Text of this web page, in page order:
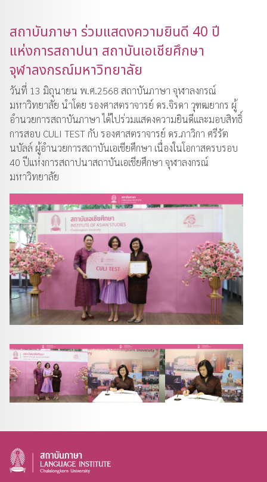
สถาบันภาษา ร่วมแสดงความยินดี 40 ปี
แห่งการสถาปนา สถาบันเอเชียศึกษา
จุฬาลงกรณ์มหาวิทยาลัย
วันที่ 13 มิถุนายน พ.ศ.2568 สถาบันภาษา จุฬาลงกรณ์
มหาวิทยาลัย นำโดย รองศาสตราจารย์ ดร.จิรดา วุฑฒยากร ผู้
อำนวยการสถาบันภาษา ได้ไปร่วมแสดงความยินดีและมอบสิทธิ์
การสอบ CULI TEST กับ รองศาสตราจารย์ ดร.ภาวิกา ศรีรัต
นบัลล์ ผู้อำนวยการสถาบันเอเชียศึกษา เนื่องในโอกาสครบรอบ
40 ปีแห่งการสถาปนาสถาบันเอเชียศึกษา จุฬาลงกรณ์
มหาวิทยาลัย